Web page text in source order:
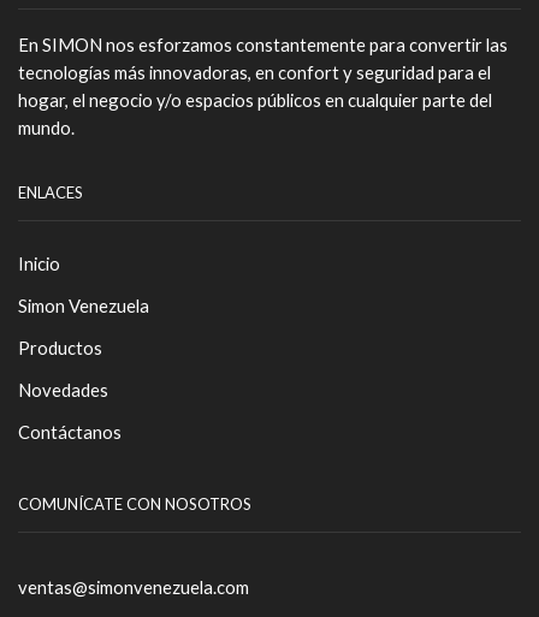
En SIMON nos esforzamos constantemente para convertir las
tecnologías más innovadoras, en confort y seguridad para el
hogar, el negocio y/o espacios públicos en cualquier parte del
mundo.
ENLACES
Inicio
Simon Venezuela
Productos
Novedades
Contáctanos
COMUNÍCATE CON NOSOTROS
ventas@simonvenezuela.com